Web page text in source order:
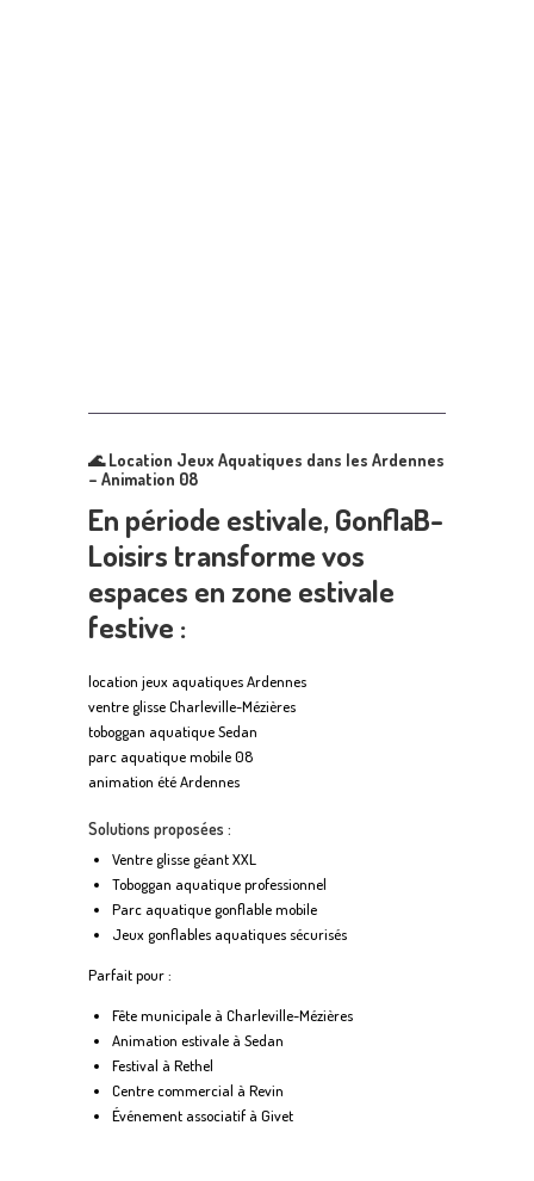
🌊Location Jeux Aquatiques dans les Ardennes
– Animation 08
En période estivale, GonflaB-
Loisirs transforme vos
espaces en zone estivale
festive :
location jeux aquatiques Ardennes
ventre glisse Charleville-Mézières
toboggan aquatique Sedan
parc aquatique mobile 08
animation été Ardennes
Solutions proposées :
Ventre glisse géant XXL
Toboggan aquatique professionnel
Parc aquatique gonflable mobile
Jeux gonflables aquatiques sécurisés
Parfait pour :
Fête municipale à Charleville-Mézières
Animation estivale à Sedan
Festival à Rethel
Centre commercial à Revin
Événement associatif à Givet